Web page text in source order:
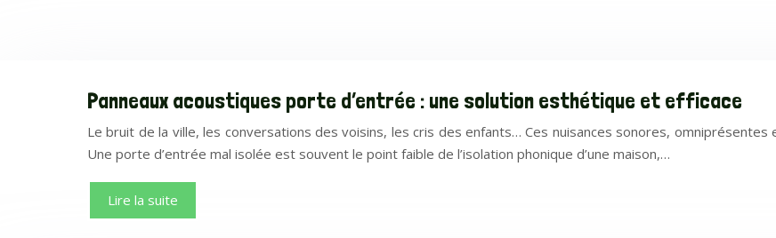
Panneaux acoustiques porte d’entrée : une solution esthétique et efficace
Le bruit de la ville, les conversations des voisins, les cris des enfants… Ces nuisances sonores,
Une porte d’entrée mal isolée est souvent le point faible de l’isolation phonique d’une maison,…
Lire la suite